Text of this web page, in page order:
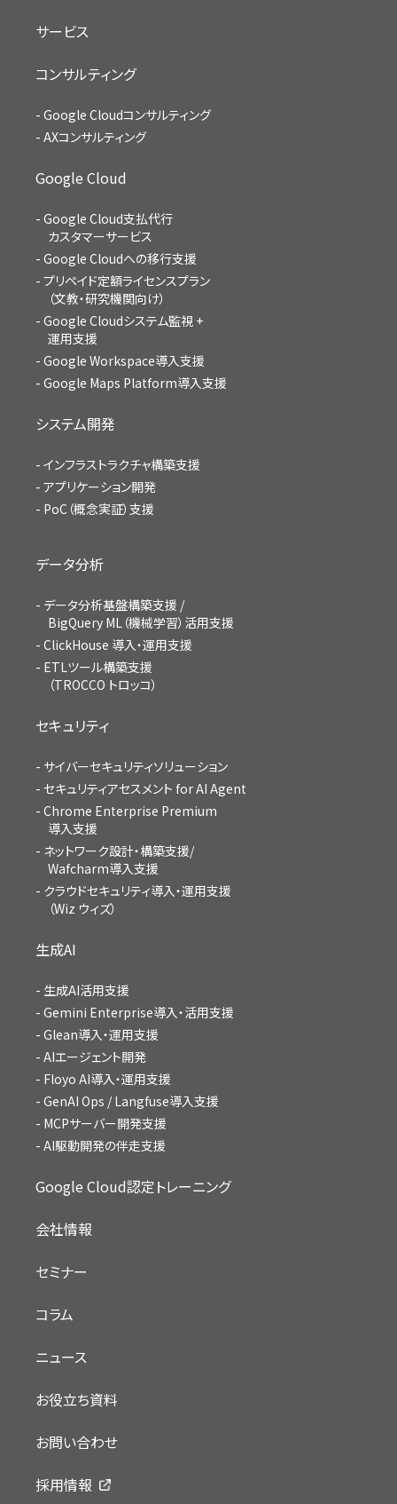
サービス
コンサルティング
Google Cloudコンサルティング
AXコンサルティング
Google Cloud
Google Cloud支払代行
カスタマーサービス
Google Cloudへの移行支援
プリペイド定額ライセンスプラン
（文教・研究機関向け）
Google Cloudシステム監視 +
運用支援
Google Workspace導入支援
Google Maps Platform導入支援
システム開発
インフラストラクチャ構築支援
アプリケーション開発
PoC（概念実証）支援
データ分析
データ分析基盤構築支援 /
BigQuery ML（機械学習）活用支援
ClickHouse 導入・運用支援
ETLツール構築支援
（TROCCO トロッコ）
セキュリティ
サイバーセキュリティソリューション
セキュリティアセスメント for AI Agent
Chrome Enterprise Premium
導入支援
ネットワーク設計・構築支援/
Wafcharm導入支援
クラウドセキュリティ導入・運用支援
（Wiz ウィズ）
生成AI
生成AI活用支援
Gemini Enterprise導入・活用支援
Glean導入・運用支援
AIエージェント開発
Floyo AI導入・運用支援
GenAI Ops / Langfuse導入支援
MCPサーバー開発支援
AI駆動開発の伴走支援
Google Cloud認定トレーニング
会社情報
セミナー
コラム
ニュース
お役立ち資料
お問い合わせ
採用情報